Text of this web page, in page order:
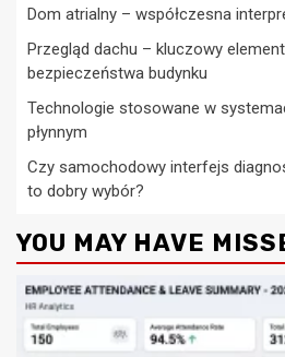
Dom atrialny – współczesna
Przegląd dachu – kluczowy
bezpieczeństwa budynku
Technologie stosowane w
płynnym
Czy samochodowy interfejs
to dobry wybór?
YOU MAY HAVE